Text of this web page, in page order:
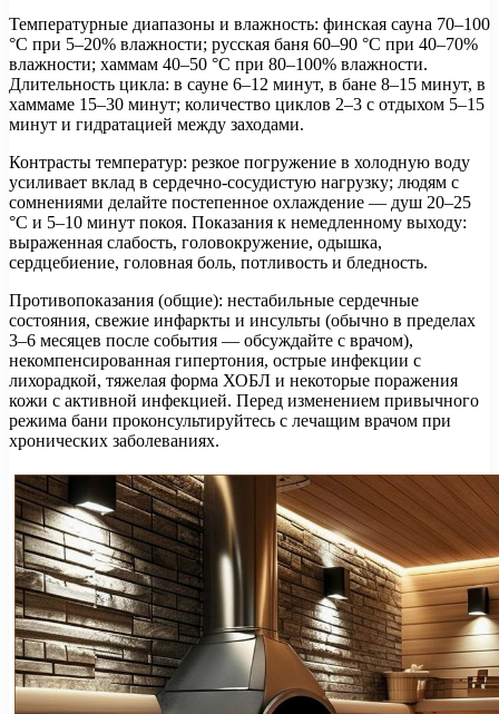
Температурные диапазоны и влажность: финская сауна 70–100
°C при 5–20% влажности; русская баня 60–90 °C при 40–70%
влажности; хаммам 40–50 °C при 80–100% влажности.
Длительность цикла: в сауне 6–12 минут, в бане 8–15 минут, в
хаммаме 15–30 минут; количество циклов 2–3 с отдыхом 5–15
минут и гидратацией между заходами.
Контрасты температур: резкое погружение в холодную воду
усиливает вклад в сердечно-сосудистую нагрузку; людям с
сомнениями делайте постепенное охлаждение — душ 20–25
°C и 5–10 минут покоя. Показания к немедленному выходу:
выраженная слабость, головокружение, одышка,
сердцебиение, головная боль, потливость и бледность.
Противопоказания (общие): нестабильные сердечные
состояния, свежие инфаркты и инсульты (обычно в пределах
3–6 месяцев после события — обсуждайте с врачом),
некомпенсированная гипертония, острые инфекции с
лихорадкой, тяжелая форма ХОБЛ и некоторые поражения
кожи с активной инфекцией. Перед изменением привычного
режима бани проконсультируйтесь с лечащим врачом при
хронических заболеваниях.